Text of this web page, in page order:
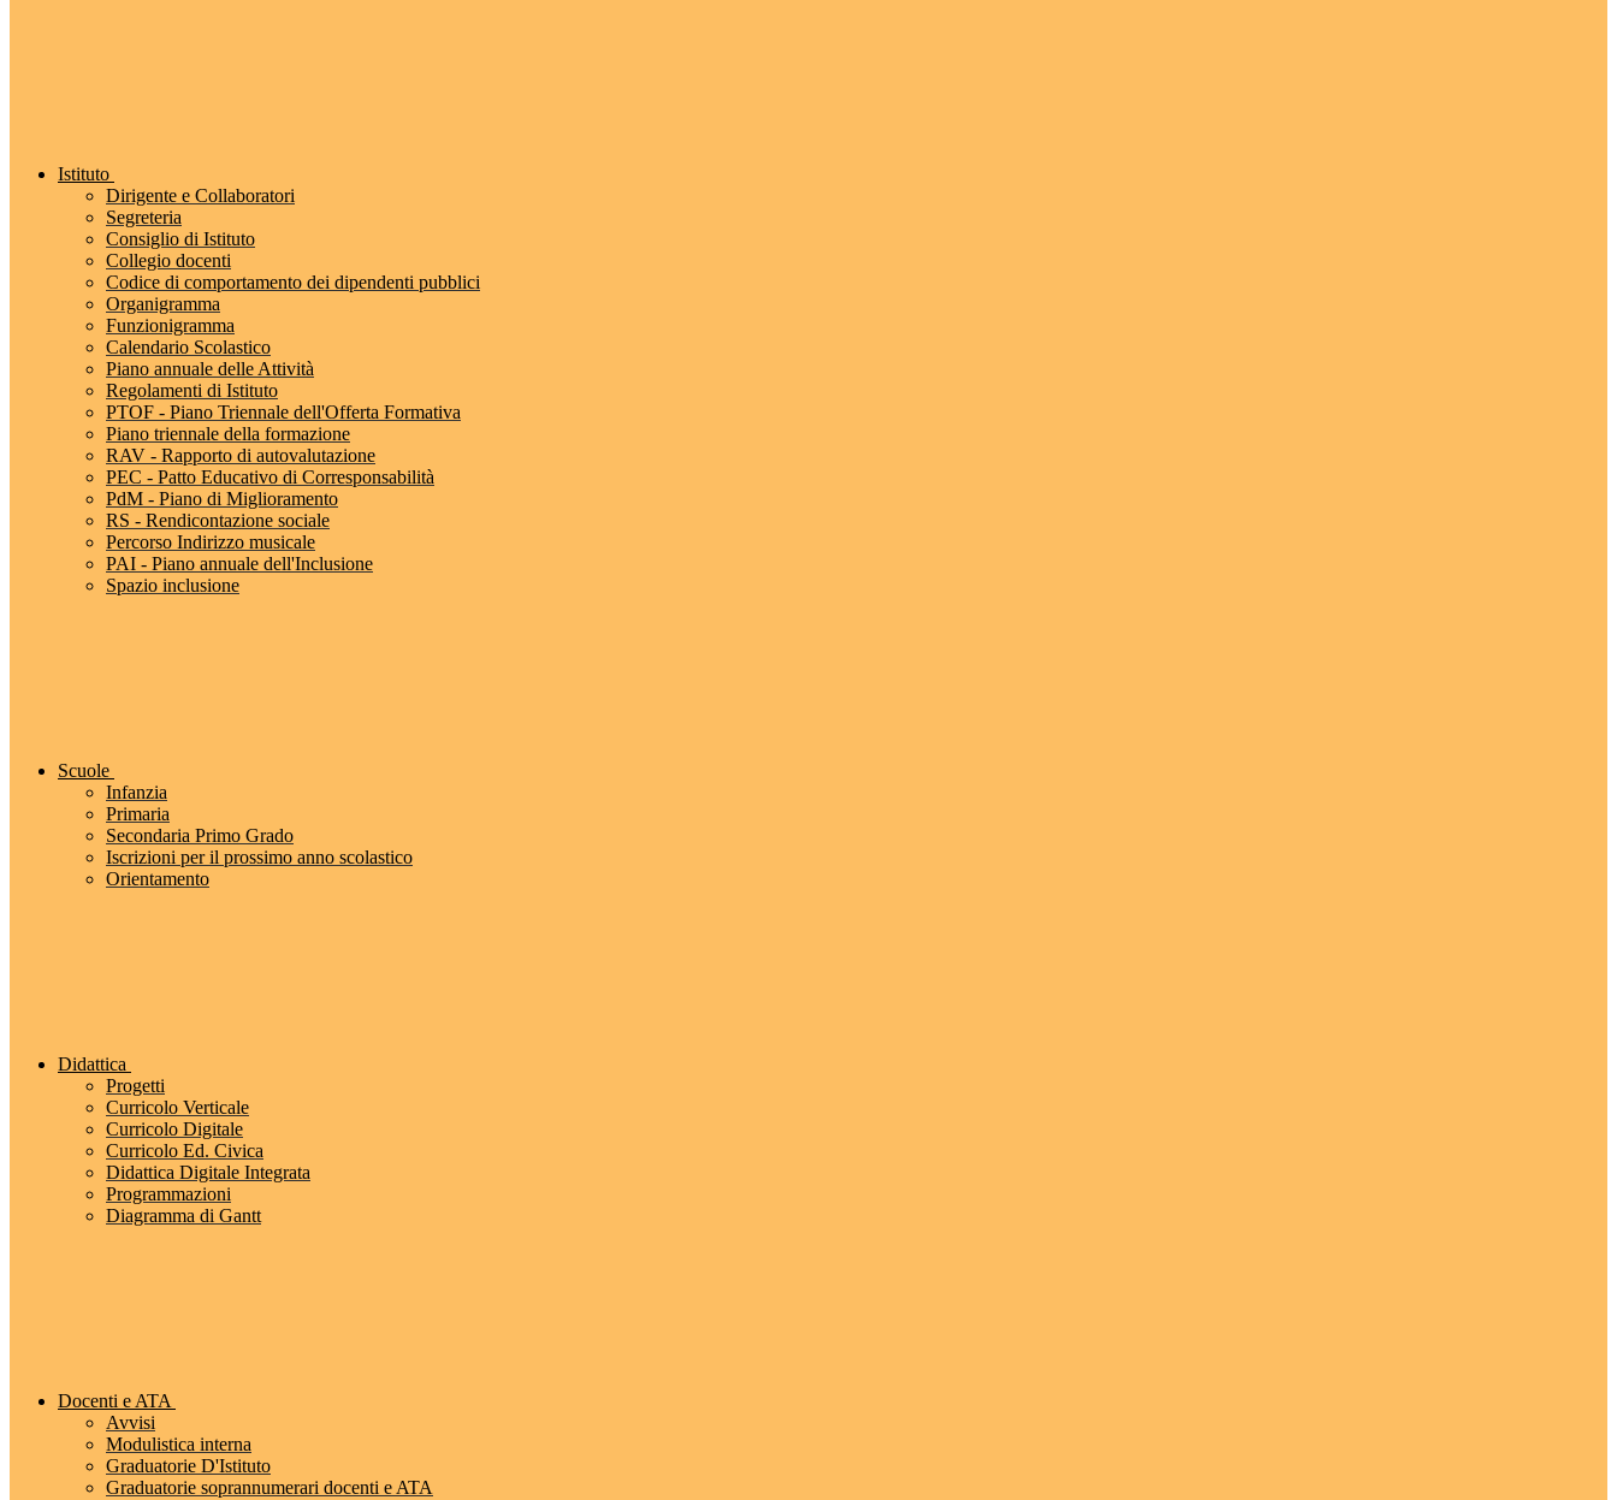
Istituto
Dirigente e Collaboratori
Segreteria
Consiglio di Istituto
Collegio docenti
Codice di comportamento dei dipendenti pubblici
Organigramma
Funzionigramma
Calendario Scolastico
Piano annuale delle Attività
Regolamenti di Istituto
PTOF - Piano Triennale dell'Offerta Formativa
Piano triennale della formazione
RAV - Rapporto di autovalutazione
PEC - Patto Educativo di Corresponsabilità
PdM - Piano di Miglioramento
RS - Rendicontazione sociale
Percorso Indirizzo musicale
PAI - Piano annuale dell'Inclusione
Spazio inclusione
Scuole
Infanzia
Primaria
Secondaria Primo Grado
Iscrizioni per il prossimo anno scolastico
Orientamento
Didattica
Progetti
Curricolo Verticale
Curricolo Digitale
Curricolo Ed. Civica
Didattica Digitale Integrata
Programmazioni
Diagramma di Gantt
Docenti e ATA
Avvisi
Modulistica interna
Graduatorie D'Istituto
Graduatorie soprannumerari docenti e ATA